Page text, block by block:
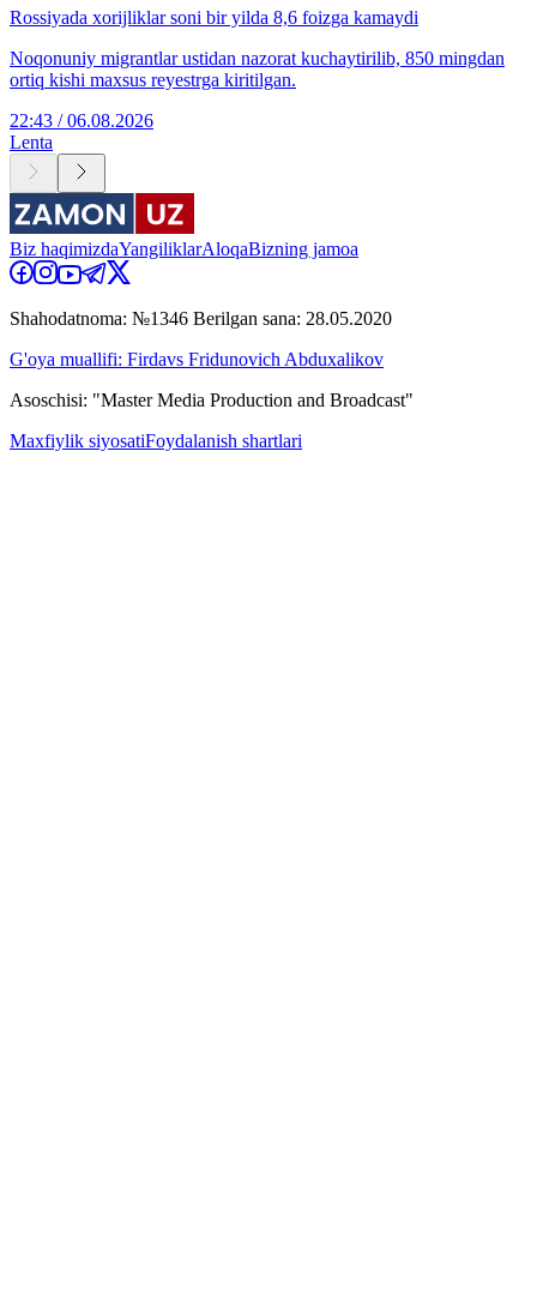
Rossiyada xorijliklar soni bir yilda 8,6 foizga kamaydi
Noqonuniy migrantlar ustidan nazorat kuchaytirilib, 850 mingdan
ortiq kishi maxsus reyestrga kiritilgan.
22:43 / 06.08.2026
Lenta
Biz haqimizdaYangiliklarAloqaBizning jamoa
Shahodatnoma: №1346 Berilgan sana: 28.05.2020
G'oya muallifi: Firdavs Fridunovich Abduxalikov
Asoschisi: "Master Media Production and Broadcast"
Maxfiylik siyosatiFoydalanish shartlari